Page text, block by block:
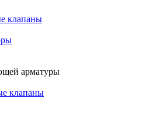
клапаны
арматуры
клапаны